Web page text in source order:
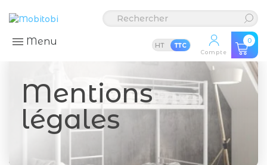
Menu HT TTC
Compte
0
Mentions
légales